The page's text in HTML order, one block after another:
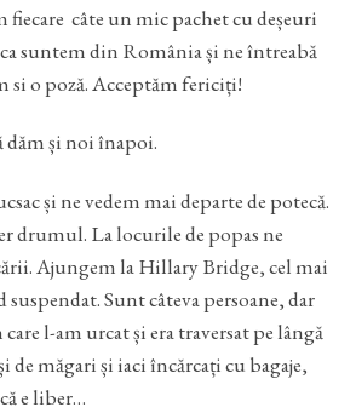
fiecare câte un mic pachet cu deșeuri
suntem din România și ne întreabă
si o poză. Acceptăm fericiți!
dăm și noi înapoi.
și ne vedem mai departe de potecă.
drumul. La locurile de popas ne
Ajungem la Hillary Bridge, cel mai
Sunt câteva persoane, dar
l-am urcat și era traversat pe lângă
măgari și iaci încărcați cu bagaje,
e liber…